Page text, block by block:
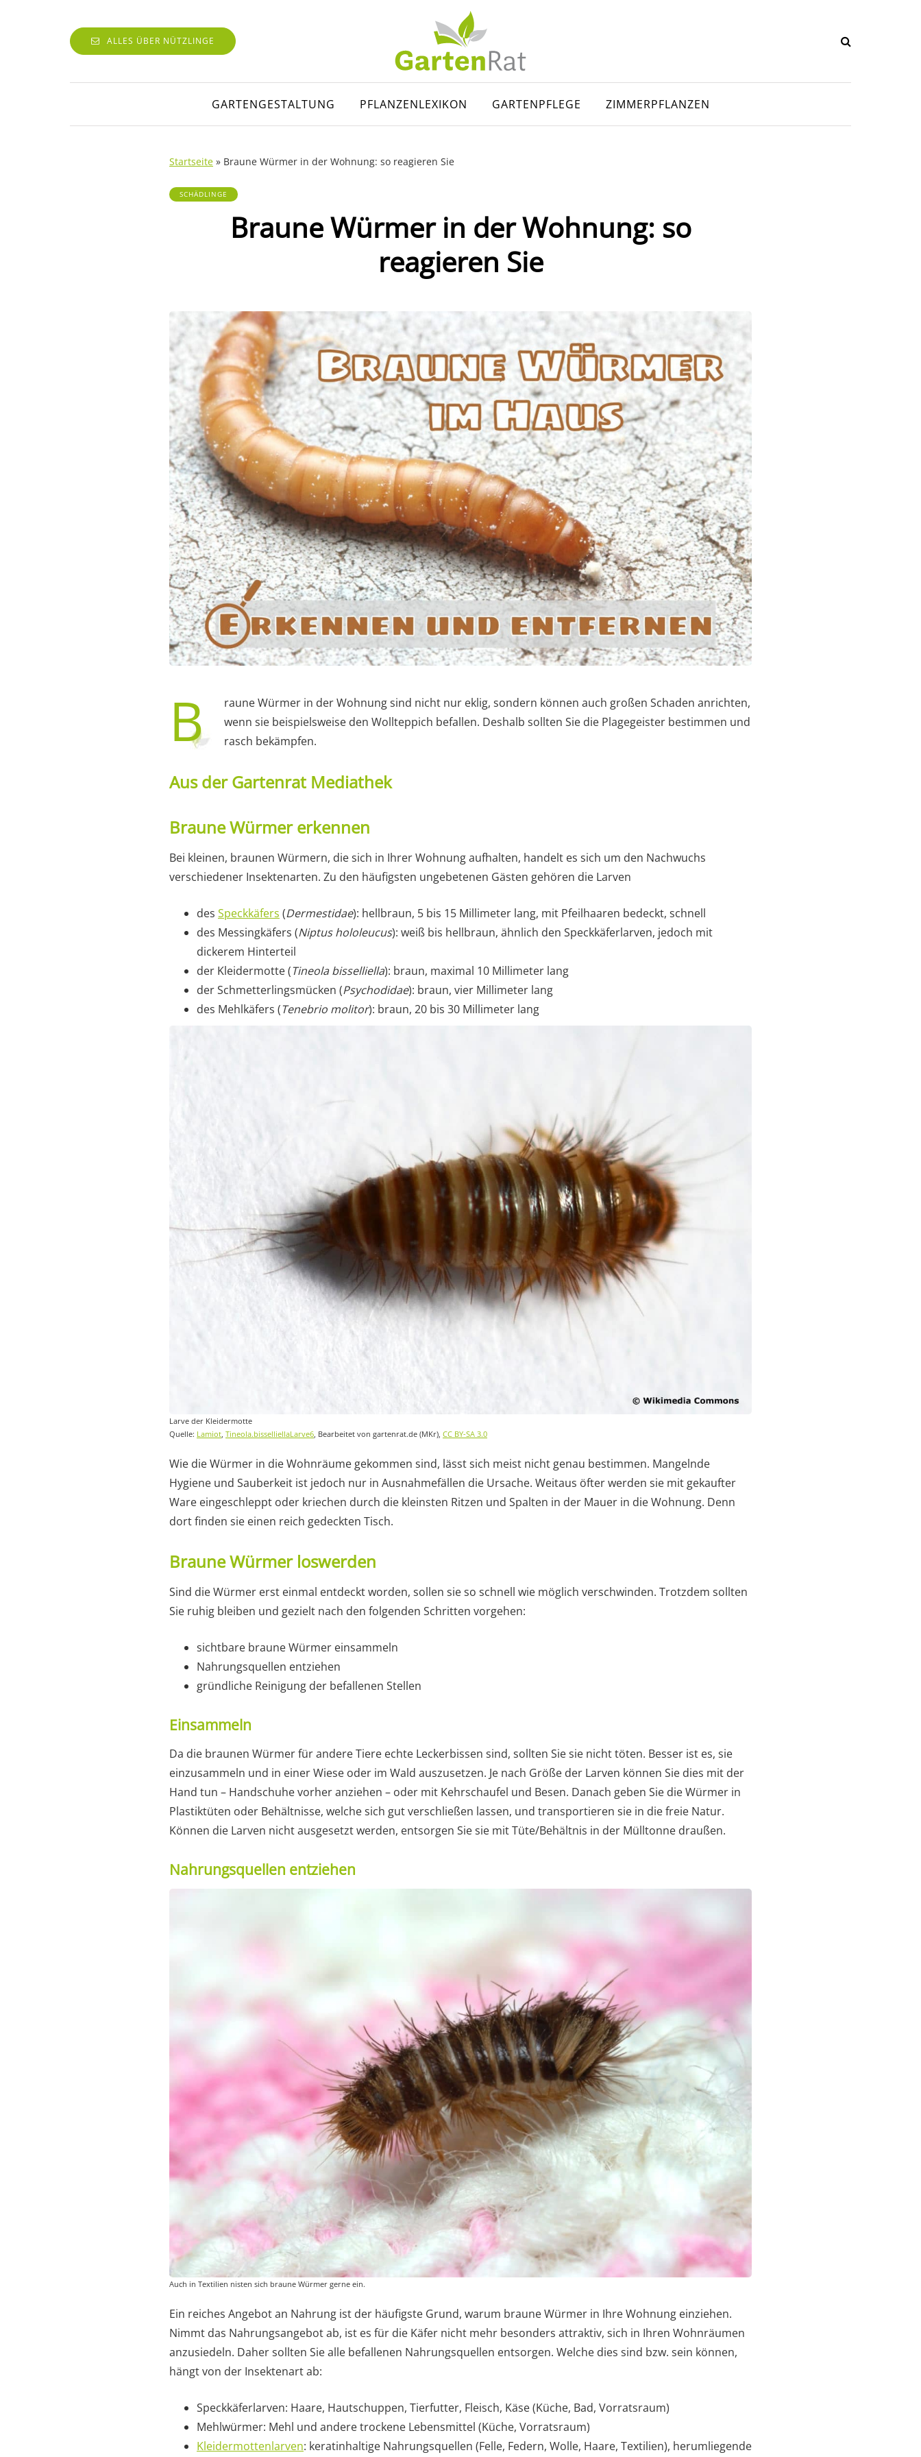
ALLES ÜBER NÜTZLINGE
GARTENGESTALTUNG PFLANZENLEXIKON GARTENPFLEGE ZIMMERPFLANZEN
Startseite » Braune Würmer in der Wohnung: so reagieren Sie
SCHÄDLINGE
Braune Würmer in der Wohnung: so
reagieren Sie
B
raune Würmer in der Wohnung sind nicht nur eklig, sondern können auch großen Schaden anrichten,
wenn sie beispielsweise den Wollteppich befallen. Deshalb sollten Sie die Plagegeister bestimmen und
rasch bekämpfen.
Aus der Gartenrat Mediathek
Braune Würmer erkennen
Bei kleinen, braunen Würmern, die sich in Ihrer Wohnung aufhalten, handelt es sich um den Nachwuchs
verschiedener Insektenarten. Zu den häufigsten ungebetenen Gästen gehören die Larven
des Speckkäfers (Dermestidae): hellbraun, 5 bis 15 Millimeter lang, mit Pfeilhaaren bedeckt, schnell
des Messingkäfers (Niptus hololeucus): weiß bis hellbraun, ähnlich den Speckkäferlarven, jedoch mit
dickerem Hinterteil
der Kleidermotte (Tineola bisselliella): braun, maximal 10 Millimeter lang
der Schmetterlingsmücken (Psychodidae): braun, vier Millimeter lang
des Mehlkäfers (Tenebrio molitor): braun, 20 bis 30 Millimeter lang
Larve der Kleidermotte
Quelle: Lamiot, Tineola.bisselliellaLarve6, Bearbeitet von gartenrat.de (MKr), CC BY-SA 3.0
Wie die Würmer in die Wohnräume gekommen sind, lässt sich meist nicht genau bestimmen. Mangelnde
Hygiene und Sauberkeit ist jedoch nur in Ausnahmefällen die Ursache. Weitaus öfter werden sie mit gekaufter
Ware eingeschleppt oder kriechen durch die kleinsten Ritzen und Spalten in der Mauer in die Wohnung. Denn
dort finden sie einen reich gedeckten Tisch.
Braune Würmer loswerden
Sind die Würmer erst einmal entdeckt worden, sollen sie so schnell wie möglich verschwinden. Trotzdem sollten
Sie ruhig bleiben und gezielt nach den folgenden Schritten vorgehen:
sichtbare braune Würmer einsammeln
Nahrungsquellen entziehen
gründliche Reinigung der befallenen Stellen
Einsammeln
Da die braunen Würmer für andere Tiere echte Leckerbissen sind, sollten Sie sie nicht töten. Besser ist es, sie
einzusammeln und in einer Wiese oder im Wald auszusetzen. Je nach Größe der Larven können Sie dies mit der
Hand tun – Handschuhe vorher anziehen – oder mit Kehrschaufel und Besen. Danach geben Sie die Würmer in
Plastiktüten oder Behältnisse, welche sich gut verschließen lassen, und transportieren sie in die freie Natur.
Können die Larven nicht ausgesetzt werden, entsorgen Sie sie mit Tüte/Behältnis in der Mülltonne draußen.
Nahrungsquellen entziehen
Auch in Textilien nisten sich braune Würmer gerne ein.
Ein reiches Angebot an Nahrung ist der häufigste Grund, warum braune Würmer in Ihre Wohnung einziehen.
Nimmt das Nahrungsangebot ab, ist es für die Käfer nicht mehr besonders attraktiv, sich in Ihren Wohnräumen
anzusiedeln. Daher sollten Sie alle befallenen Nahrungsquellen entsorgen. Welche dies sind bzw. sein können,
hängt von der Insektenart ab:
Speckkäferlarven: Haare, Hautschuppen, Tierfutter, Fleisch, Käse (Küche, Bad, Vorratsraum)
Mehlwürmer: Mehl und andere trockene Lebensmittel (Küche, Vorratsraum)
Kleidermottenlarven: keratinhaltige Nahrungsquellen (Felle, Federn, Wolle, Haare, Textilien), herumliegende